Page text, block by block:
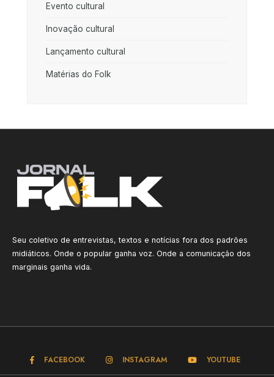
Evento cultural
Inovação cultural
Lançamento cultural
Matérias do Folk
Seu coletivo de entrevistas, textos e notícias fora dos padrões
midiáticos. Onde o popular ganha voz. Onde a comunicação dos
marginais ganha vida.
FACEBOOK INSTAGRAM YOUTUBE